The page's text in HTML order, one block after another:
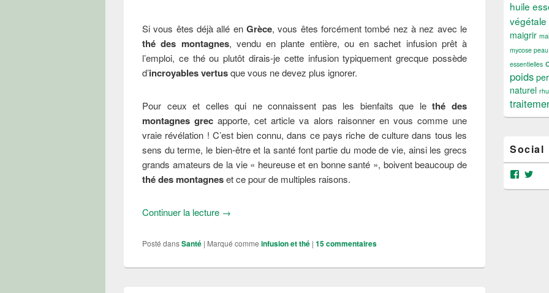
Si vous êtes déjà allé en Grèce, vous êtes forcément tombé nez à nez avec le
thé des montagnes, vendu en plante entière, ou en sachet infusion prêt à
l’emploi, ce thé ou plutôt dirais-je cette infusion typiquement grecque possède
d’incroyables vertusque vous ne devez plus ignorer.
Pour ceux et celles qui ne connaissent pas les bienfaits que lethé des
montagnes grec apporte, cet article va alors raisonner en vous comme une
vraie révélation ! C’est bien connu, dans ce pays riche de culture dans tous les
sens du terme, le bien-être et la santé font partie du mode de vie, ainsi les grecs
grands amateurs de la vie « heureuse et en bonne santé », boivent beaucoup de
thé des montagneset ce pour de multiples raisons.
Continuer la lecture Le thé des montagnes grec aux incroyables vertus
→
Posté dansSanté | Marqué comme infusion et thé | 15commentaires
huile
végétale
maigrir
mycose peau
essentielles
poids
naturel
Social
Voir
profil
Voir